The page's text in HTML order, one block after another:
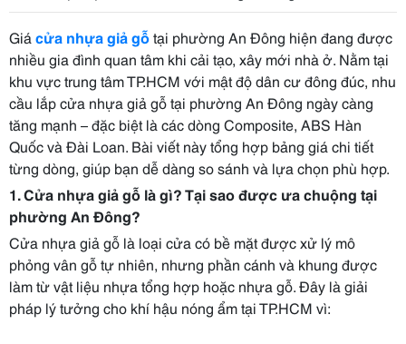
Giá cửa nhựa giả gỗtại phường An Đông hiện đang được
nhiều gia đình quan tâm khi cải tạo, xây mới nhà ở. Nằm tại
khu vực trung tâm TP.HCM với mật độ dân cư đông đúc, nhu
cầu lắp cửa nhựa giả gỗ tại phường An Đông ngày càng
tăng mạnh – đặc biệt là các dòng Composite, ABS Hàn
Quốc và Đài Loan. Bài viết này tổng hợp bảng giá chi tiết
từng dòng, giúp bạn dễ dàng so sánh và lựa chọn phù hợp.
1. Cửa nhựa giả gỗ là gì? Tại sao được ưa chuộng tại
phường An Đông?
Cửa nhựa giả gỗ là loại cửa có bề mặt được xử lý mô
phỏng vân gỗ tự nhiên, nhưng phần cánh và khung được
làm từ vật liệu nhựa tổng hợp hoặc nhựa gỗ. Đây là giải
pháp lý tưởng cho khí hậu nóng ẩm tại TP.HCM vì: